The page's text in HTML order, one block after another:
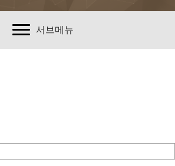
서브메뉴